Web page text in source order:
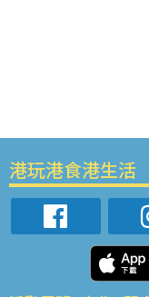
港玩港食港生活